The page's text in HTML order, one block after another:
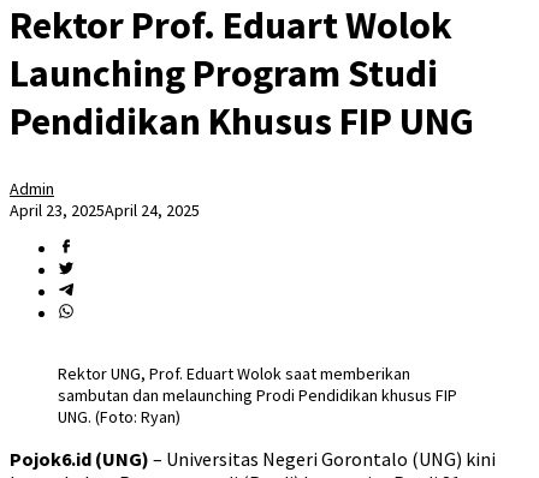
Rektor Prof. Eduart Wolok
Launching Program Studi
Pendidikan Khusus FIP UNG
Admin
April 23, 2025April 24, 2025
Rektor UNG, Prof. Eduart Wolok saat memberikan
sambutan dan melaunching Prodi Pendidikan khusus FIP
UNG. (Foto: Ryan)
Pojok6.id (UNG) – Universitas Negeri Gorontalo (UNG) kini